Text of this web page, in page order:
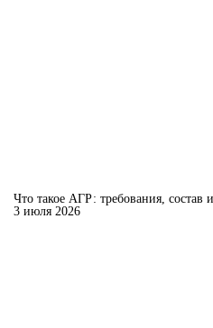
Что такое АГР: требования, состав
3 июля 2026